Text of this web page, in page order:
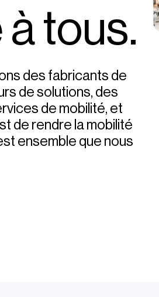
tous.
des fabricants de
de solutions, des
de mobilité, et
de rendre la mobilité
ensemble que nous